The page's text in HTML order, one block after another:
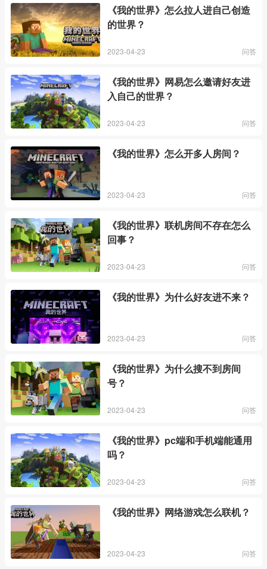
《我的世界》怎么拉人进自己创造
的世界？
2023-04-23 问答
《我的世界》网易怎么邀请好友进
入自己的世界？
2023-04-23 问答
《我的世界》怎么开多人房间？
2023-04-23 问答
《我的世界》联机房间不存在怎么
回事？
2023-04-23 问答
《我的世界》为什么好友进不来？
2023-04-23 问答
《我的世界》为什么搜不到房间
号？
2023-04-23 问答
《我的世界》pc端和手机端能通用
吗？
2023-04-23 问答
《我的世界》网络游戏怎么联机？
2023-04-23 问答